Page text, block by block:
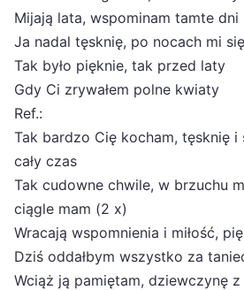
Mijają lata, wspominam tamte dni
Ja nadal tęsknię, po nocach mi
Tak było pięknie, tak przed laty
Gdy Ci zrywałem polne kwiaty
Ref.:
Tak bardzo Cię kocham, tęsknię i
cały czas
Tak cudowne chwile, w brzuchu
ciągle mam (2 x)
Wracają wspomnienia i miłość,
Dziś oddałbym wszystko za
Wciąż ją pamiętam, dziewczynę